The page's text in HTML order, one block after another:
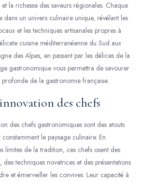
la richesse des saveurs régionales. Chaque
dans un univers culinaire unique, révélant les
et les techniques artisanales propres à
cuisine méditerranéenne du Sud aux
des Alpes, en passant par les délices de la
gastronomique vous permettra de savourer
profonde de la gastronomie française.
des chefs
des chefs gastronomiques sont des atouts
le paysage culinaire. En
limites de la tradition, ces chefs osent des
des techniques novatrices et des présentations
et émerveiller les convives. Leur capacité à